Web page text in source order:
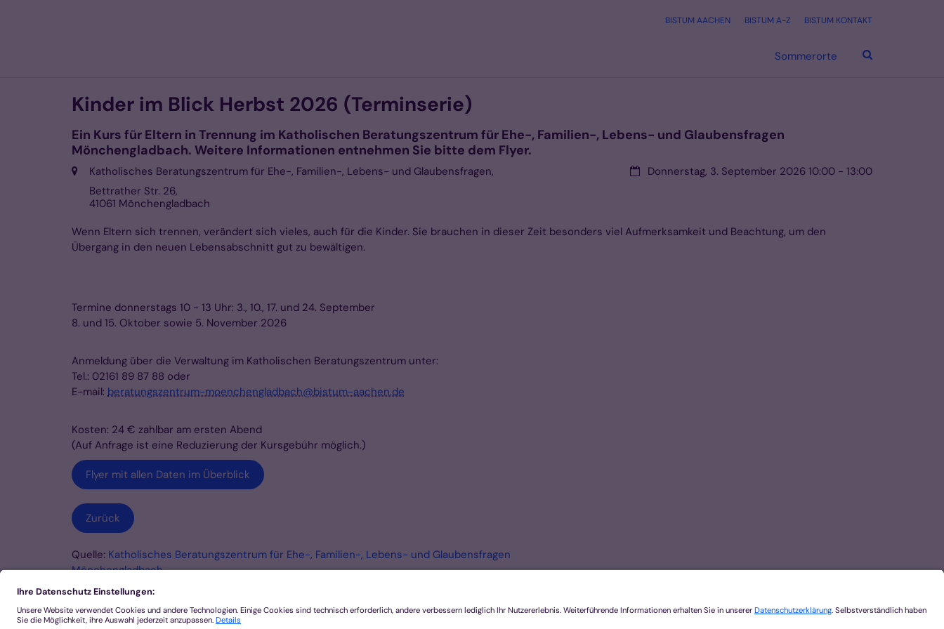
BISTUM AACHEN BISTUM A-Z BISTUM KONTAKT
Sommerorte
Kinder im Blick Herbst 2026 (Terminserie)
Ein Kurs für Eltern in Trennung im Katholischen Beratungszentrum für Ehe-, Familien-, Lebens- und Glaubensfragen
Mönchengladbach. Weitere Informationen entnehmen Sie bitte dem Flyer.
Datum:Donnerstag, 3. September 2026 10:00 - 13:00
Ort: Katholisches Beratungszentrum für Ehe-, Familien-, Lebens- und Glaubensfragen,
Bettrather Str. 26,
41061 Mönchengladbach
Wenn Eltern sich trennen, verändert sich vieles, auch für die Kinder. Sie brauchen in dieser Zeit besonders viel Aufmerksamkeit und Beachtung, um den
Übergang in den neuen Lebensabschnitt gut zu bewältigen.
Termine donnerstags 10 - 13 Uhr: 3., 10., 17. und 24. September
8. und 15. Oktober sowie 5. November 2026
Anmeldung über die Verwaltung im Katholischen Beratungszentrum unter:
Tel.: 02161 89 87 88 oder
E-mail: beratungszentrum-moenchengladbach@bistum-aachen.de
Kosten: 24 € zahlbar am ersten Abend
(Auf Anfrage ist eine Reduzierung der Kursgebühr möglich.)
Flyer mit allen Daten im Überblick
Zurück
Quelle: Katholisches Beratungszentrum für Ehe-, Familien-, Lebens- und Glaubensfragen
Mönchengladbach